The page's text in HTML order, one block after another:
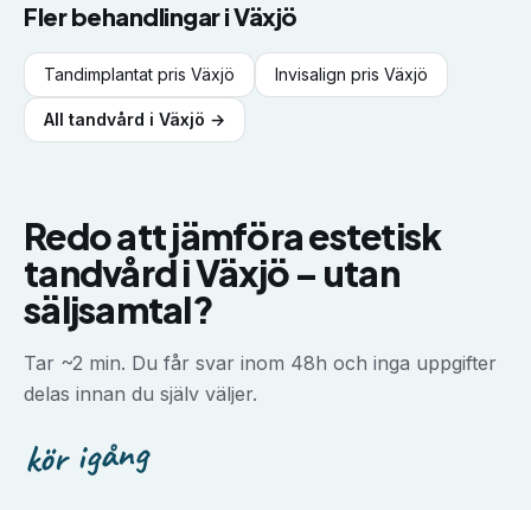
Fler behandlingar iVäxjö
Tandimplantat pris Växjö Invisalign pris Växjö
All tandvård i Växjö →
Redo att jämföraestetisk
tandvårdiVäxjö– utan
säljsamtal?
Tar ~2 min. Du får svar inom 48h och inga uppgifter
delas innan du själv väljer.
kör igång